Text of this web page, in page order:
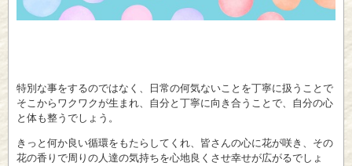
特別な事をするのではなく、日常の何気ないことを丁寧に扱うことで
そこからワクワクが生まれ、自分と丁寧に向き合うことで、自分の心
と体も整うでしょう。
きっと何か良い循環をもたらしてくれ、皆さんの心に花が咲き、その
花の香りで周りの人達の気持ちを心地良くさせ幸せが広がるでしょ